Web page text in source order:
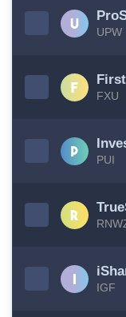
UPW
FXU
PUI
IGF